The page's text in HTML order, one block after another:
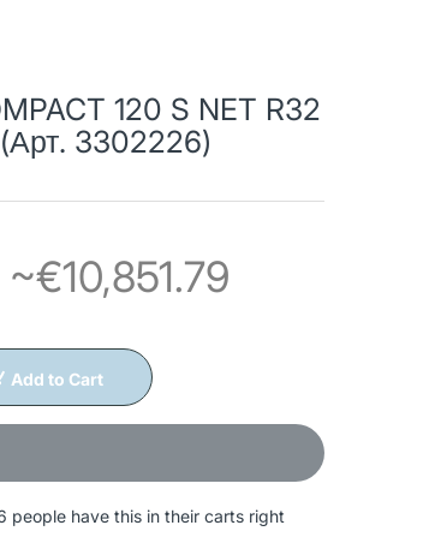
120 S NET R32
3302226)
~€10,851.79
Add to Cart
people have this in their carts right